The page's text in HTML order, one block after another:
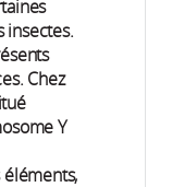
insectes.
Chez
Y
éléments,